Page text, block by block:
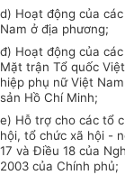
d) Hoạt động của
Nam ở địa phương;
đ) Hoạt động của
Mặt trận Tổ quốc
hiệp phụ nữ Việt
sản Hồ Chí Minh;
e) Hỗ trợ cho các tổ
hội, tổ chức xã hội -
17 và Điều 18 của
2003 của Chính phủ;